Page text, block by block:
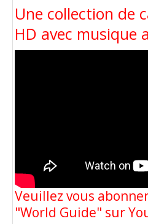
Une collection de
HD avec musique
Veuillez vous
"World Guide" sur